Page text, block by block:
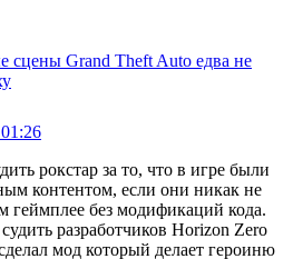
сцены Grand Theft Auto едва не
рокстар за то, что в игре были
контентом, если они никак не
геймплее без модификаций кода.
разработчиков Horizon Zero
мод который делает героиню